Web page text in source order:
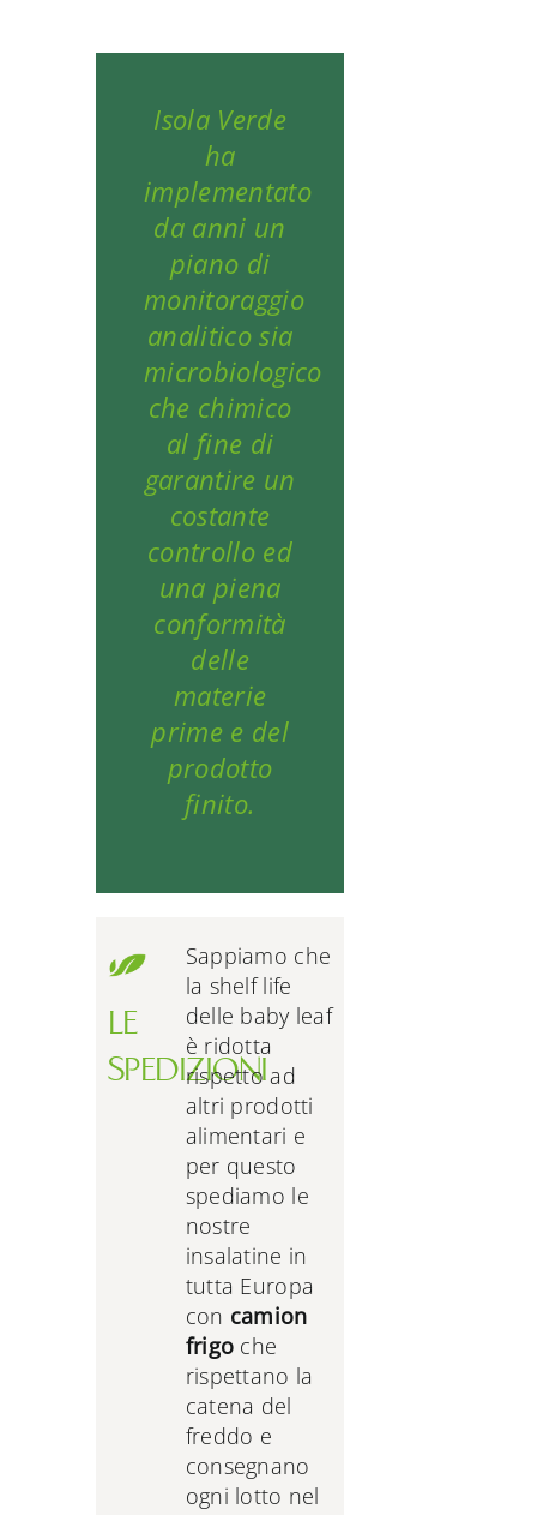
Isola Verde
ha
implementato
da anni un
piano di
monitoraggio
analitico sia
microbiologico
che chimico
al fine di
garantire un
costante
controllo ed
una piena
conformità
delle
materie
prime e del
prodotto
finito.
LE
SPEDIZIONI
Sappiamo che
la shelf life
delle baby leaf
è ridotta
rispetto ad
altri prodotti
alimentari e
per questo
spediamo le
nostre
insalatine in
tutta Europa
con camion
frigo che
rispettano la
catena del
freddo e
consegnano
ogni lotto nel